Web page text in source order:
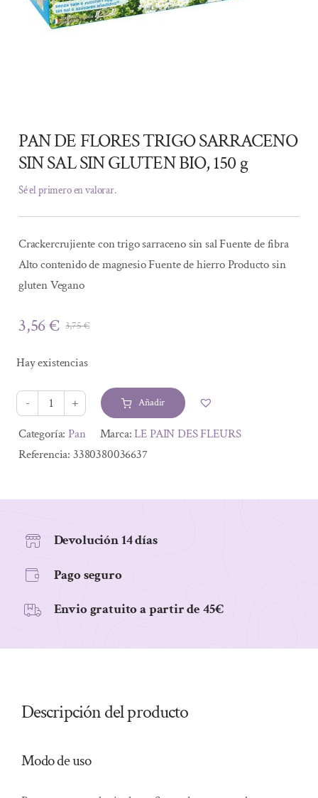
PAN DE FLORES TRIGO SARRACENO
SIN SAL SIN GLUTEN BIO, 150 g
Sé el primero en valorar.
Crackercrujiente con trigo sarraceno sin sal Fuente de fibra
Alto contenido de magnesio Fuente de hierro Producto sin
gluten Vegano
3,75€El
era:
3,75 €.
3,56€
El
es:
3,56 €.
Hay existencias
PAN
DE
FLORES
SAL
GLUTEN
150
Añadir
Alternative:
Categoría:Pan Marca:LE PAIN DES FLEURS
Referencia: 3380380036637
Devolución 14 días
Pago seguro
Envio gratuito a partir de 45€
Descripción del producto
Modo de uso